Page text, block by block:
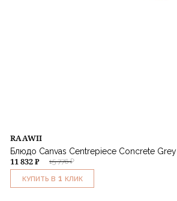
RAAWII
Блюдо Canvas Centrepiece Concrete Grey
15 776 ₽
11 832 ₽
КУПИТЬ В 1 КЛИК